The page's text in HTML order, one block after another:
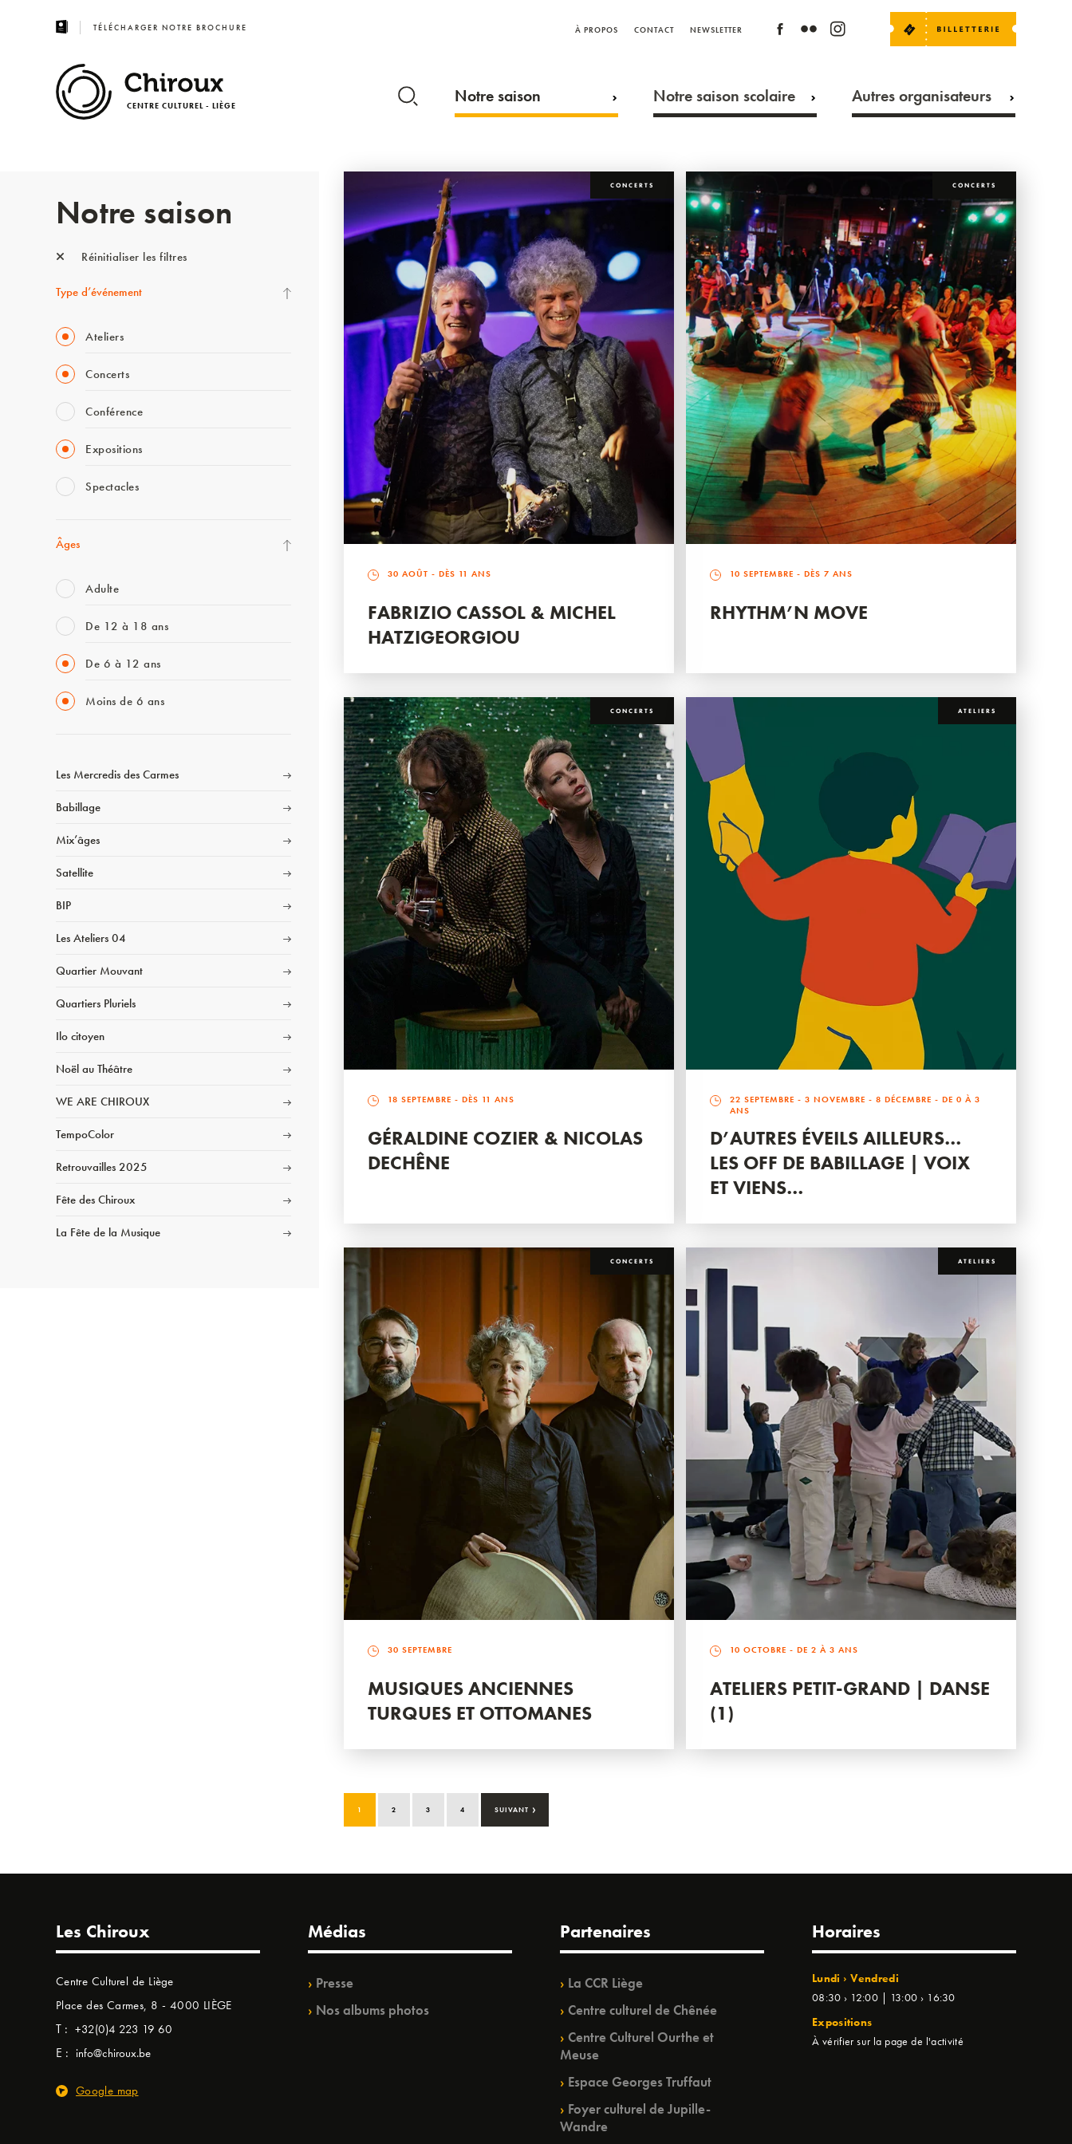
TÉLÉCHARGER NOTRE BROCHURE À PROPOS CONTACT NEWSLETTER
CENTRE CULTUREL - LIÈGE Notre saison Notre saison scolaire Autres organisateurs
Notre saison
Réinitialiser les filtres
Type d’événement
Ateliers
Concerts
Conférence
Expositions
Spectacles
Âges
Adulte
De 12 à 18 ans
De 6 à 12 ans
Moins de 6 ans
Les Mercredis des Carmes
Babillage
Mix’âges
Satellite
BIP
Les Ateliers 04
Quartier Mouvant
Quartiers Pluriels
Ilo citoyen
Noël au Théâtre
WE ARE CHIROUX
TempoColor
Retrouvailles 2025
Fête des Chiroux
La Fête de la Musique
CONCERTS
30 AOÛT - DÈS 11 ANS
FABRIZIO CASSOL & MICHEL
HATZIGEORGIOU
CONCERTS
10 SEPTEMBRE - DÈS 7 ANS
RHYTHM’N MOVE
CONCERTS
18 SEPTEMBRE - DÈS 11 ANS
GÉRALDINE COZIER & NICOLAS
DECHÊNE
ATELIERS
22 SEPTEMBRE -3 NOVEMBRE -8 DÉCEMBRE - DE 0 À 3
ANS
D’AUTRES ÉVEILS AILLEURS…
LES OFF DE BABILLAGE | VOIX
ET VIENS…
CONCERTS
30 SEPTEMBRE
MUSIQUES ANCIENNES
TURQUES ET OTTOMANES
ATELIERS
10 OCTOBRE - DE 2 À 3 ANS
ATELIERS PETIT-GRAND | DANSE
(1)
1 2 3 4 SUIVANT ›
Les Chiroux
Centre Culturel de Liège
Place des Carmes, 8 - 4000 LIÈGE
T : +32(0)4 223 19 60
E : info@chiroux.be
Google map
Médias
Presse
Nos albums photos
Partenaires
La CCR Liège
Centre culturel de Chênée
Centre Culturel Ourthe et
Meuse
Espace Georges Truffaut
Foyer culturel de Jupille-
Wandre
Horaires
Lundi › Vendredi
08:30 › 12:00 | 13:00 › 16:30
Expositions
À vérifier sur la page de l'activité